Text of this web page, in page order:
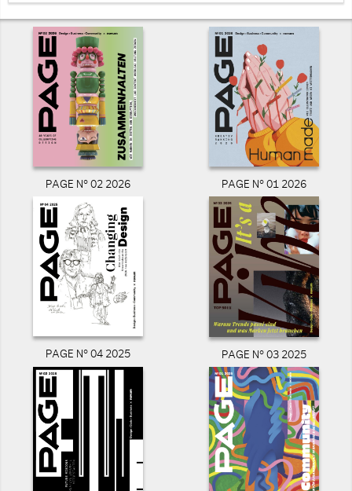
PAGE N° 02 2026 PAGE N° 01 2026
PAGE N° 04 2025 PAGE N° 03 2025